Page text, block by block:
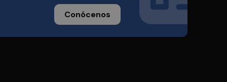
Conócenos